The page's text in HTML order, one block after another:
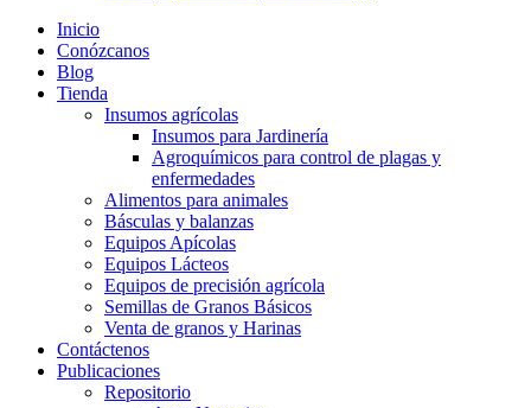
Inicio
Conózcanos
Blog
Tienda
Insumos agrícolas
Insumos para Jardinería
Agroquímicos para control de plagas y
enfermedades
Alimentos para animales
Básculas y balanzas
Equipos Apícolas
Equipos Lácteos
Equipos de precisión agrícola
Semillas de Granos Básicos
Venta de granos y Harinas
Contáctenos
Publicaciones
Repositorio